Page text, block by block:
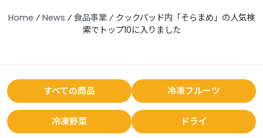
Home ⁄ News ⁄ 食品事業 ⁄ クックパッド内「そらまめ」の人気検
索でトップ10に入りました
すべての商品 冷凍フルーツ
冷凍野菜 ドライ